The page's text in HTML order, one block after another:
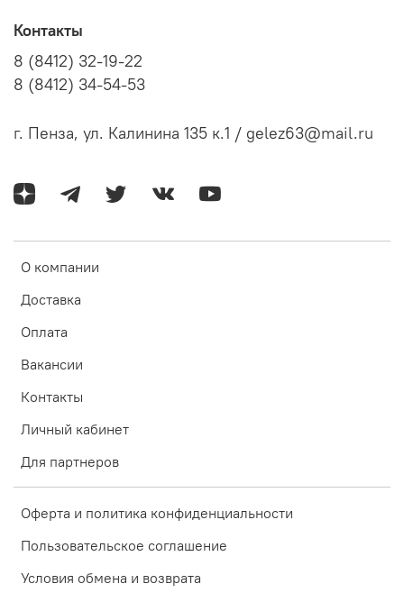
О компании
Доставка
Оплата
Вакансии
Контакты
Личный кабинет
Для партнеров
Оферта и политика конфиденциальности
Пользовательское соглашение
Условия обмена и возврата
Контакты
8 (8412) 32-19-22
8 (8412) 34-54-53
г. Пенза, ул. Калинина 135 к.1 / gelez63@mail.ru